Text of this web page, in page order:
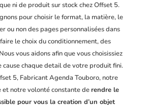
ni de produit sur stock chez Offset 5.
pour choisir le format, la matière, le
ou non des pages personnalisées dans
le choix du conditionnement, des
vous aidons afin que vous choisissiez
cause chaque detail de votre produit fini.
5, Fabricant Agenda Touboro, notre
et notre volonté constante derendre le
pour vous la creation d’un objet